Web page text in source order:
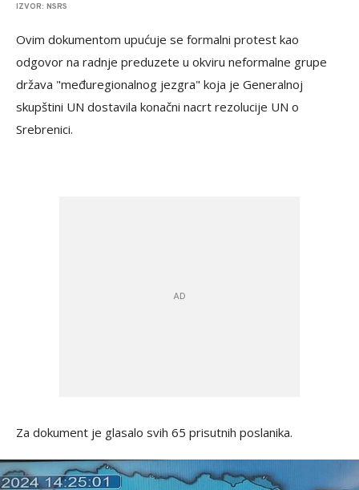
IZVOR: NSRS
Ovim dokumentom upućuje se formalni protest kao
odgovor na radnje preduzete u okviru neformalne grupe
država "međuregionalnog jezgra" koja je Generalnoj
skupštini UN dostavila konačni nacrt rezolucije UN o
Srebrenici.
Za dokument je glasalo svih 65 prisutnih poslanika.